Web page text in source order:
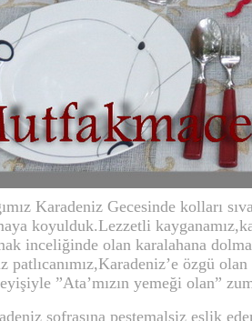
Karadeniz Gecesinde kolları
koyulduk.Lezzetli
inceliğinde olan karalahana
patlıcanımız,Karadeniz’e özgü
”Ata’mızın yemeği olan”
sofrasına peştemalsiz eşlik